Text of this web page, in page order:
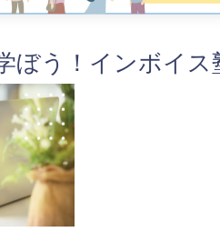
ぼう！インボイ